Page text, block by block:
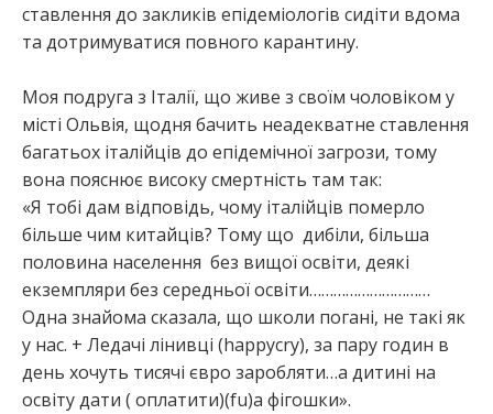
ставлення до закликів епідеміологів сидіти вдома
та дотримуватися повного карантину.
Моя подруга з Італії, що живе з своїм чоловіком у
місті Ольвія, щодня бачить неадекватне ставлення
багатьох італійців до епідемічної загрози, тому
вона пояснює високу смертність там так:
«Я тобі дам відповідь, чому італійців померло
більше чим китайців? Тому що дибіли, більша
половина населення без вищої освіти, деякі
екземпляри без середньої освіти…………………………
Одна знайома сказала, що школи погані, не такі як
у нас. + Ледачі лінивці (happycry), за пару годин в
день хочуть тисячі євро заробляти…а дитині на
освіту дати ( оплатити)(fu)а фігошки».